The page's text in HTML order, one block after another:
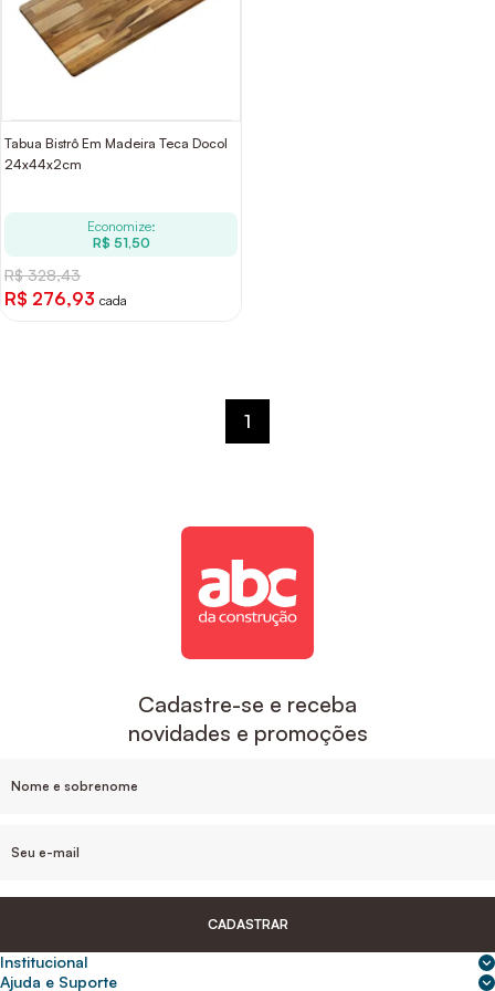
Tabua Bistrô Em Madeira Teca Docol
24x44x2cm
Economize:
R$ 51,50
R$ 328,43
R$ 276,93 cada
1
Cadastre-se e receba
novidades e promoções
CADASTRAR
Institucional
Sobre nós
Ajuda e Suporte